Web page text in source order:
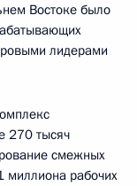
Востоке было
лидерами
270 тысяч
смежных
миллиона рабочих